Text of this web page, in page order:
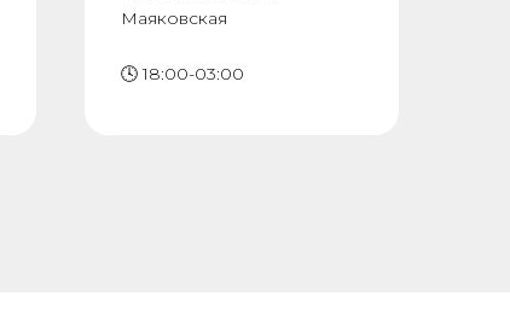
Маяковская
🕓 18:00-03:00